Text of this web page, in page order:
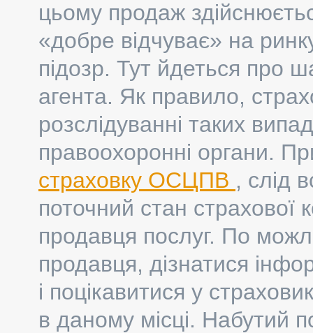
цьому продаж
«добре відчуває» на
підозр. Тут йдеться про
агента. Як правило,
розслідуванні таких
правоохоронні органи.
страховку ОСЦПВ , слід
поточний стан страхової
продавця послуг. По
продавця, дізнатися
і поцікавитися у
в даному місці. Набутий